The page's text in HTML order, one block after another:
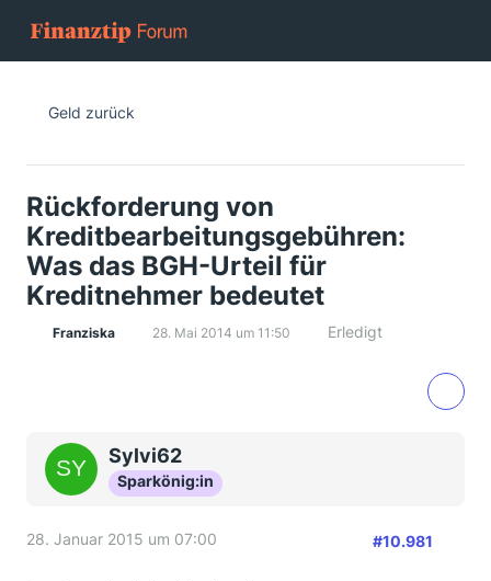
Geld zurück
Rückforderung von
Kreditbearbeitungsgebühren:
Was das BGH-Urteil für
Kreditnehmer bedeutet
Franziska 28. Mai 2014 um 11:50 Erledigt
Sylvi62
Sparkönig:in
28. Januar 2015 um 07:00 #10.981